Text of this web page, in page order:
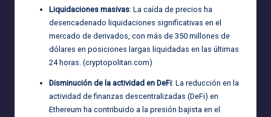
Liquidaciones masivas: La caída de precios ha
desencadenado liquidaciones significativas en el
mercado de derivados, con más de 350 millones de
dólares en posiciones largas liquidadas en las últimas
24 horas. (cryptopolitan.com)
Disminución de la actividad en DeFi: La reducción en la
actividad de finanzas descentralizadas (DeFi) en
Ethereum ha contribuido a la presión bajista en el